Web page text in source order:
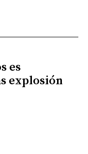
es
explosión